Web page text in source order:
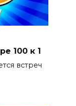
100 к 1
встреч